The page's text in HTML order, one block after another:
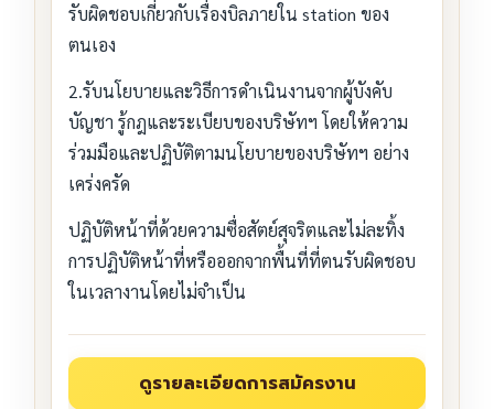
รับผิดชอบเกี่ยวกับเรื่องบิลภายใน station ของ
ตนเอง
2.รับนโยบายและวิธีการดำเนินงานจากผู้บังคับ
บัญชา รู้กฎและระเบียบของบริษัทฯ โดยให้ความ
ร่วมมือและปฏิบัติตามนโยบายของบริษัทฯ อย่าง
เคร่งครัด
ปฏิบัติหน้าที่ด้วยความซื่อสัตย์สุจริตและไม่ละทิ้ง
การปฏิบัติหน้าที่หรือออกจากพื้นที่ที่ตนรับผิดชอบ
ในเวลางานโดยไม่จำเป็น